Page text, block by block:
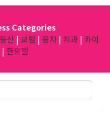
Categories
산 | 보험 | 융자 | 치과 | 카이
| 한의원